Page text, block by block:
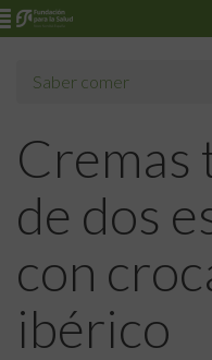
Saber comer
Cremas
de dos
con
ibérico